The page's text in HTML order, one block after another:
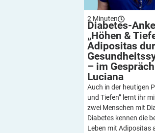
2 Minuten
Diabetes-
„Höhen &
Adipositas
– im
Luciana
Auch in der heutigen
und Tiefen” lernt ihr
zwei Menschen mit
Diabetes kennen die
Leben mit Adipositas